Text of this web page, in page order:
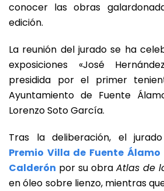
conocer las obras
edición.
La reunión del jurado se ha
exposiciones «José
presidida por el primer
Ayuntamiento de Fuente
Lorenzo Soto García.
Tras la deliberación, el
Premio Villa de Fuente Álamo
Calderón por su obra Atlas de
en óleo sobre lienzo, mientras